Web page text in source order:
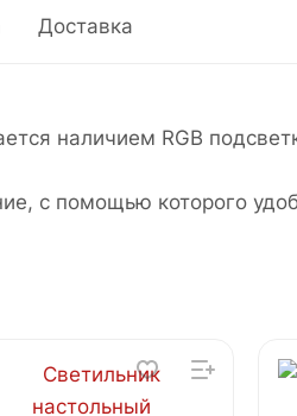
Доставка
наличием RGB
с помощью которого